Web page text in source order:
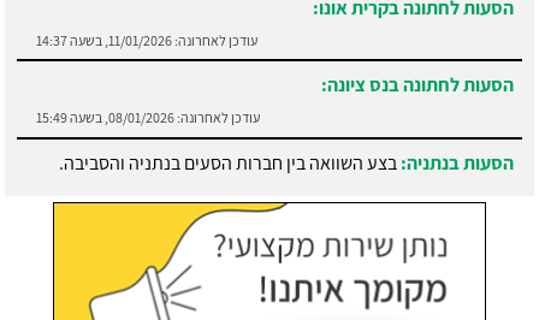
הסעות לחתונה בקרית אונו:
עודכן לאחרונה: 11/01/2026, בשעה 14:37
הסעות לחתונה בנס ציונה:
עודכן לאחרונה: 08/01/2026, בשעה 15:49
הסעות בנתניה:בצע השוואה בין חברות הסעים בנתניה והסביבה.